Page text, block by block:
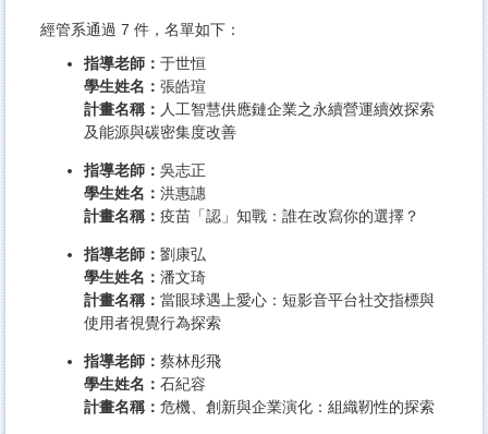
經管系通過 7 件，名單如下：
指導老師： 于世恒
學生姓名： 張皓瑄
計畫名稱： 人工智慧供應鏈企業之永續營運續效探索
及能源與碳密集度改善
指導老師： 吳志正
學生姓名： 洪惠譓
計畫名稱： 疫苗「認」知戰：誰在改寫你的選擇？
指導老師： 劉康弘
學生姓名： 潘文琦
計畫名稱： 當眼球遇上愛心：短影音平台社交指標與
使用者視覺行為探索
指導老師： 蔡林彤飛
學生姓名： 石紀容
計畫名稱： 危機、創新與企業演化：組織靭性的探索